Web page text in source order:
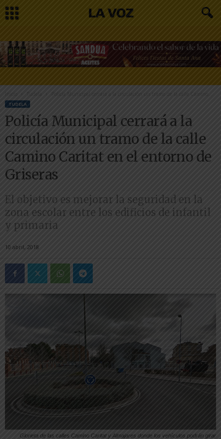
Inicio Tudela Policía Municipal cerrará a la circulación un tramo de la calle Camino...
TUDELA
Policía Municipal cerrará a la
circulación un tramo de la calle
Camino Caritat en el entorno de
Griseras
El objetivo es mejorar la seguridad en la
zona escolar entre los edificios de infantil
y primaria
10 abril, 2018
Glorieta de las calles Camino Caritat y Almajares donde los vehículos podrán girar